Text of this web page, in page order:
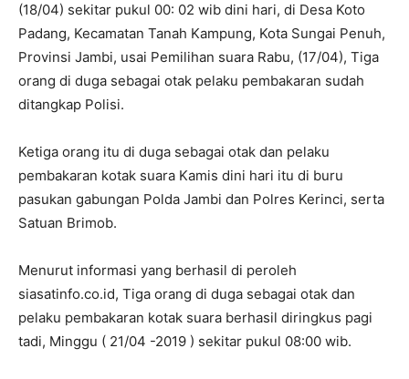
(18/04) sekitar pukul 00: 02 wib dini hari, di Desa Koto
Padang, Kecamatan Tanah Kampung, Kota Sungai Penuh,
Provinsi Jambi, usai Pemilihan suara Rabu, (17/04), Tiga
orang di duga sebagai otak pelaku pembakaran sudah
ditangkap Polisi.
Ketiga orang itu di duga sebagai otak dan pelaku
pembakaran kotak suara Kamis dini hari itu di buru
pasukan gabungan Polda Jambi dan Polres Kerinci, serta
Satuan Brimob.
Menurut informasi yang berhasil di peroleh
siasatinfo.co.id, Tiga orang di duga sebagai otak dan
pelaku pembakaran kotak suara berhasil diringkus pagi
tadi, Minggu ( 21/04 -2019 ) sekitar pukul 08:00 wib.